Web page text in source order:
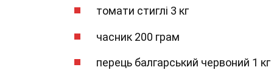
томати стиглі 3 кг
часник 200 грам
перець балгарський червоний 1 кг